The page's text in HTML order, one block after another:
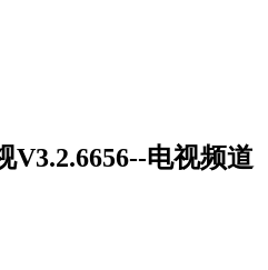
V3.2.6656--电视频道